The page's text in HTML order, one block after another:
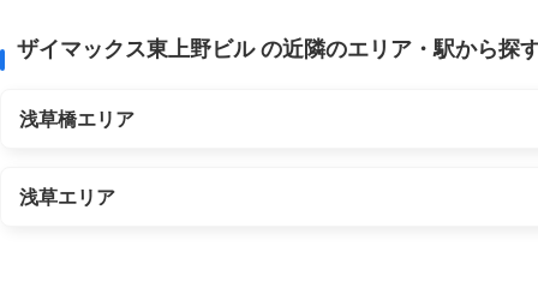
ザイマックス東上野ビル の近隣のエリア・駅から探
浅草橋エリア
浅草エリア